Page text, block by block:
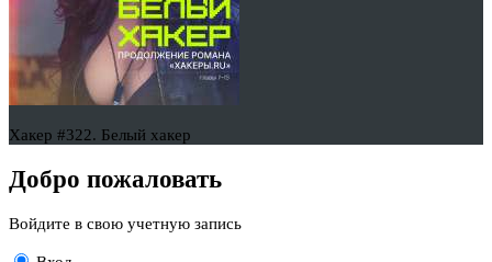
Хакер #322. Белый хакер
Добро пожаловать
Войдите в свою учетную запись